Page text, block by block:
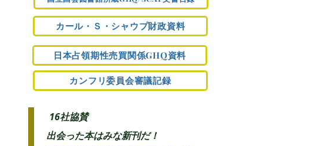
カール・Ｓ・シャウプ財政資料
カンフリ委員会審議記録
16社協賛
出会った本はみな新刊だ！
日本占領期性売買関係GHQ資料